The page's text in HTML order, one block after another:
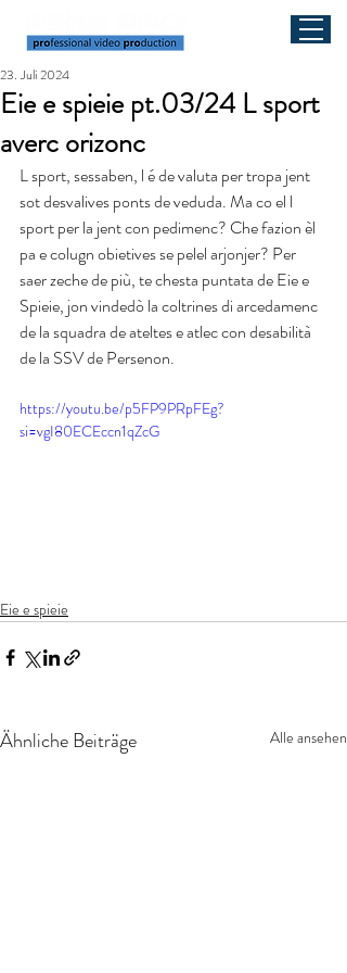
Eie e spieie pt.03/24 L sport
averc orizonc
23. Juli 2024
L sport, sessaben, l é de valuta per tropa jent
sot desvalives ponts de veduda. Ma co el l
sport per la jent con pedimenc? Che fazion èl
pa e colugn obietives se pelel arjonjer? Per
saer zeche de più, te chesta puntata de Eie e
Spieie, jon vindedò la coltrines di arcedamenc
de la squadra de ateltes e atlec con desabilità
de la SSV de Persenon.
https://youtu.be/p5FP9PRpFEg?
si=vgI80ECEccn1qZcG
Eie e spieie
Ähnliche Beiträge Alle ansehen